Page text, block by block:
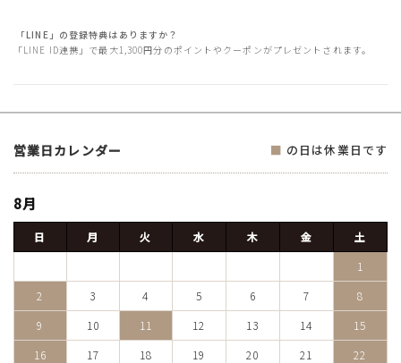
「LINE」の登録特典はありますか？
「LINE ID連携」で最大1,300円分のポイントやクーポンがプレゼントされます。
営業日カレンダー ■ の日は休業日です
8月
日 月 火 水 木 金
土
1
2
3 4 5 6 7
8
9
10 11 12 13 14
15
16
17 18 19 20 21
22